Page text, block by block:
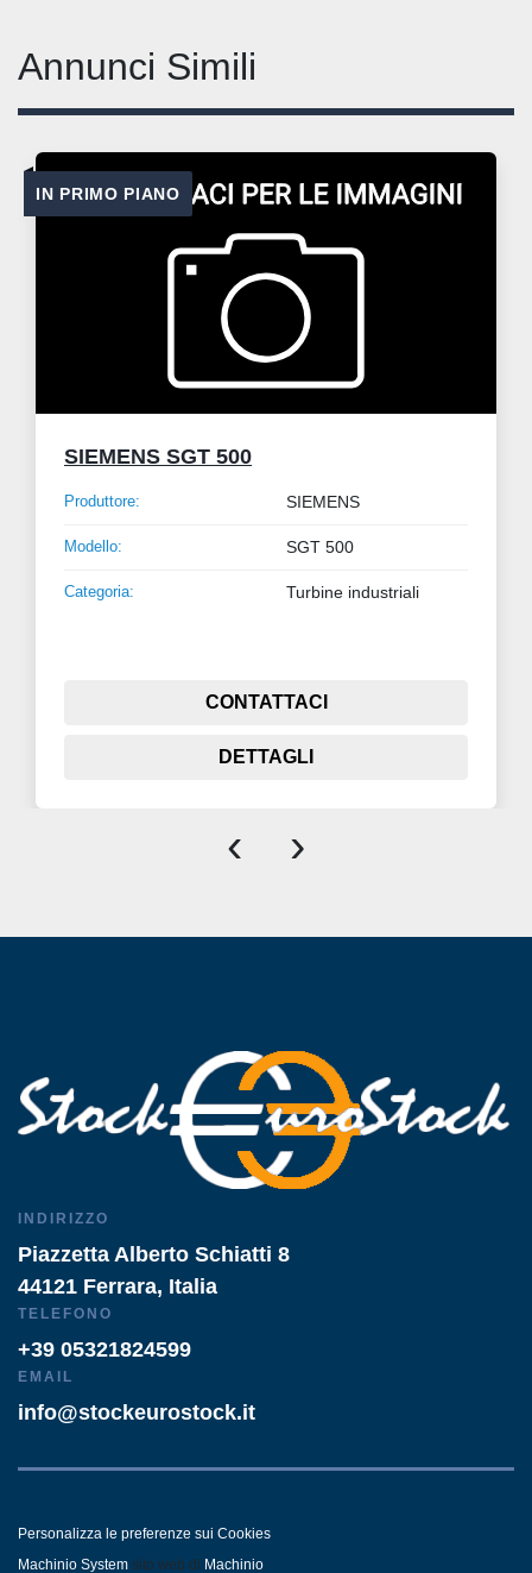
Annunci Simili
IN PRIMO PIANO
SIEMENS SGT 500
Produttore: SIEMENS
Modello: SGT 500
Categoria: Turbine industriali
CONTATTACI
DETTAGLI
‹ ›
INDIRIZZO
Piazzetta Alberto Schiatti 8
44121 Ferrara, Italia
TELEFONO
+39 05321824599
EMAIL
info@stockeurostock.it
Personalizza le preferenze sui Cookies
Machinio System sito web di Machinio